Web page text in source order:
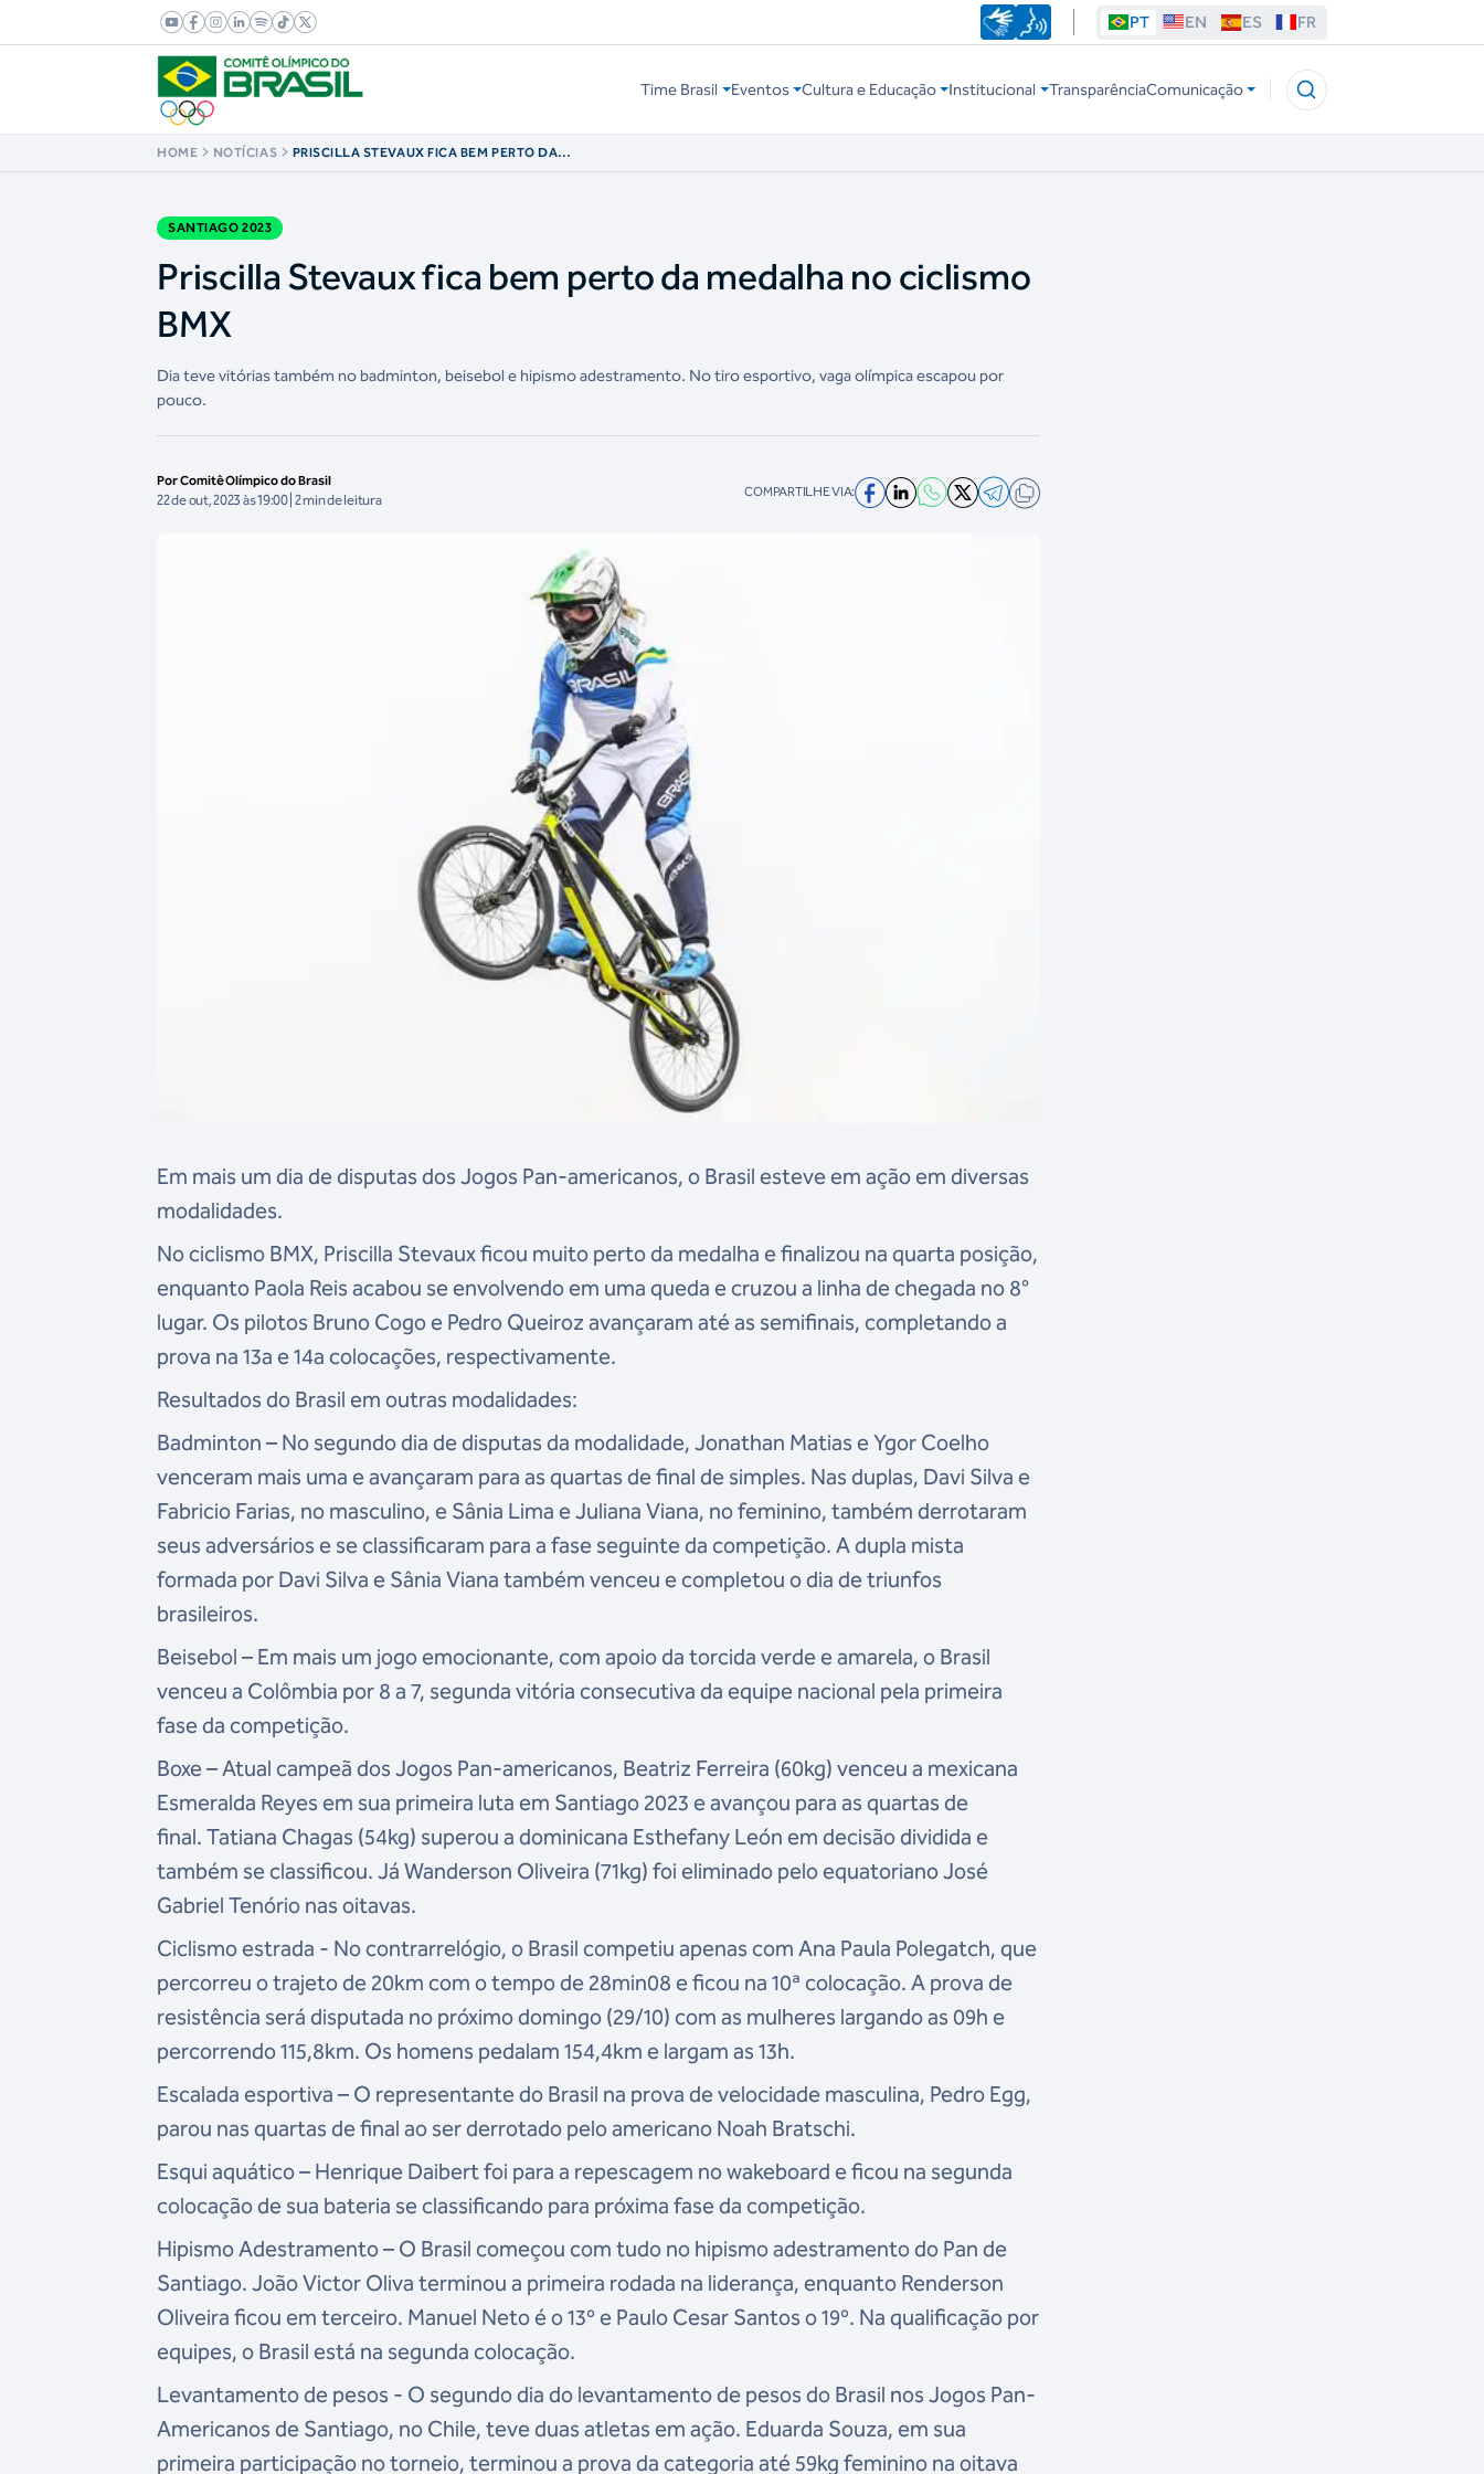
PT EN ES FR
Time Brasil Eventos Cultura e Educação Institucional TransparênciaComunicação
HOME NOTÍCIAS
PRISCILLA STEVAUX FICA BEM PERTO DA
SANTIAGO 2023
Priscilla Stevaux fica bem perto da medalha no ciclismo
BMX
Dia teve vitórias também no badminton, beisebol e hipismo adestramento. No tiro esportivo, vaga olímpica escapou por
pouco.
Por Comitê Olímpico do Brasil
22 de out, 2023 às 19:00 | 2 min de leitura COMPARTILHE VIA:
Em mais um dia de disputas dos Jogos Pan-americanos, o Brasil esteve em ação em diversas
modalidades.
No ciclismo BMX, Priscilla Stevaux ficou muito perto da medalha e finalizou na quarta posição,
enquanto Paola Reis acabou se envolvendo em uma queda e cruzou a linha de chegada no 8°
lugar. Os pilotos Bruno Cogo e Pedro Queiroz avançaram até as semifinais, completando a
prova na 13a e 14a colocações, respectivamente.
Resultados do Brasil em outras modalidades:
Badminton – No segundo dia de disputas da modalidade, Jonathan Matias e Ygor Coelho
venceram mais uma e avançaram para as quartas de final de simples. Nas duplas, Davi Silva e
Fabricio Farias, no masculino, e Sânia Lima e Juliana Viana, no feminino, também derrotaram
seus adversários e se classificaram para a fase seguinte da competição. A dupla mista
formada por Davi Silva e Sânia Viana também venceu e completou o dia de triunfos
brasileiros.
Beisebol – Em mais um jogo emocionante, com apoio da torcida verde e amarela, o Brasil
venceu a Colômbia por 8 a 7, segunda vitória consecutiva da equipe nacional pela primeira
fase da competição.
Boxe– Atual campeã dos Jogos Pan-americanos, Beatriz Ferreira (60kg) venceu a mexicana
Esmeralda Reyes em sua primeira luta em Santiago 2023 e avançou para as quartas de
final. Tatiana Chagas (54kg) superou a dominicana Esthefany León em decisão dividida e
também se classificou. Já Wanderson Oliveira (71kg) foi eliminado pelo equatoriano José
Gabriel Tenório nas oitavas.
Ciclismo estrada - No contrarrelógio, o Brasil competiu apenas com Ana Paula Polegatch, que
percorreu o trajeto de 20km com o tempo de 28min08 e ficou na 10ª colocação. A prova de
resistência será disputada no próximo domingo (29/10) com as mulheres largando as 09h e
percorrendo 115,8km. Os homens pedalam 154,4km e largam as 13h.
Escalada esportiva – O representante do Brasil na prova de velocidade masculina, Pedro Egg,
parou nas quartas de final ao ser derrotado pelo americano Noah Bratschi.
Esqui aquático – Henrique Daibert foi para a repescagem no wakeboard e ficou na segunda
colocação de sua bateria se classificando para próxima fase da competição.
Hipismo Adestramento – O Brasil começou com tudo no hipismo adestramento do Pan de
Santiago. João Victor Oliva terminou a primeira rodada na liderança, enquanto Renderson
Oliveira ficou em terceiro. Manuel Neto é o 13º e Paulo Cesar Santos o 19º. Na qualificação por
equipes, o Brasil está na segunda colocação.
Levantamento de pesos - O segundo dia do levantamento de pesos do Brasil nos Jogos Pan-
Americanos de Santiago, no Chile, teve duas atletas em ação. Eduarda Souza, em sua
primeira participação no torneio, terminou a prova da categoria até 59kg feminino na oitava